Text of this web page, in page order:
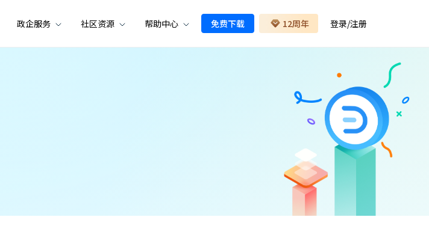
政企服务 社区资源 帮助中心 免费下载 12周年 登录/注册